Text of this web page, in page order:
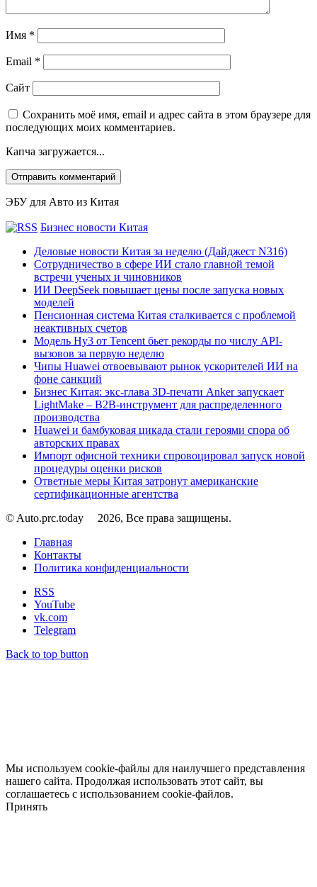
Имя *
Email *
Сайт
Сохранить моё имя, email и адрес сайта в этом браузере для
последующих моих комментариев.
Капча загружается...
ЭБУ для Авто из Китая
Бизнес новости Китая
Деловые новости Китая за неделю (Дайджест N316)
Сотрудничество в сфере ИИ стало главной темой
встречи ученых и чиновников
ИИ DeepSeek повышает цены после запуска новых
моделей
Пенсионная система Китая сталкивается с проблемой
неактивных счетов
Модель Hy3 от Tencent бьет рекорды по числу API-
вызовов за первую неделю
Чипы Huawei отвоевывают рынок ускорителей ИИ на
фоне санкций
Бизнес Китая: экс-глава 3D-печати Anker запускает
LightMake – B2B-инструмент для распределенного
производства
Huawei и бамбуковая цикада стали героями спора об
авторских правах
Импорт офисной техники спровоцировал запуск новой
процедуры оценки рисков
Ответные меры Китая затронут американские
сертификационные агентства
© Auto.prc.today
2026, Все права защищены.
Главная
Контакты
Политика конфиденциальности
RSS
YouTube
vk.com
Telegram
Back to top button
Мы используем cookie-файлы для наилучшего представления
нашего сайта. Продолжая использовать этот сайт, вы
соглашаетесь с использованием cookie-файлов.
Принять